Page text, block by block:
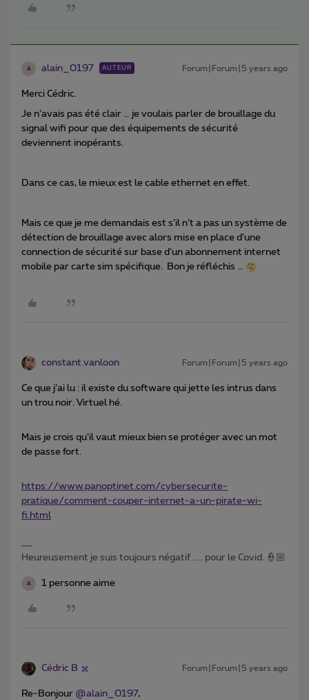
A alain_0197 AUTEUR Forum|Forum|5 years ago
Merci Cédric.
Je n’avais pas été clair … je voulais parler de brouillage du
signal wifi pour que des équipements de sécurité
deviennent inopérants.
Dans ce cas, le mieux est le cable ethernet en effet.
Mais ce que je me demandais est s’il n’t a pas un système de
détection de brouillage avec alors mise en place d’une
connection de sécurité sur base d’un abonnement internet
mobile par carte sim spécifique. Bon je réfléchis …
constant.vanloon Forum|Forum|5 years ago
Ce que j’ai lu : il existe du software qui jette les intrus dans
un trou noir. Virtuel hé.
Mais je crois qu’il vaut mieux bien se protéger avec un mot
de passe fort.
https://www.panoptinet.com/cybersecurite-
pratique/comment-couper-internet-a-un-pirate-wi-
fi.html
Heureusement je suis toujours négatif ..... pour le Covid. 👮🏼
A 1 personne aime
Cédric B Forum|Forum|5 years ago
Re-Bonjour @alain_0197,